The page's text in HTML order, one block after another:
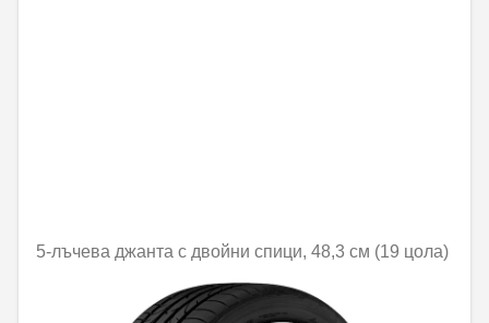
5-лъчева джанта с двойни спици, 48,3 см (19 цола)
Не е налично онлайн